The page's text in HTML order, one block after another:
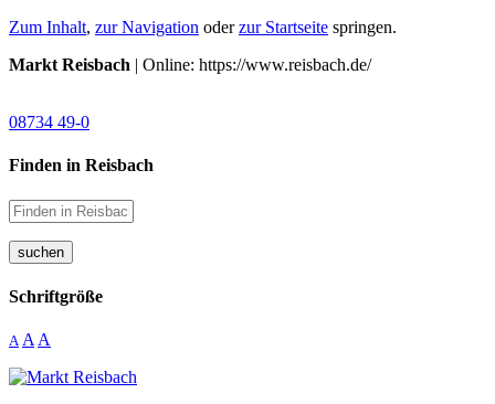
Zum Inhalt, zur Navigation oderzur Startseite springen.
Markt Reisbach | Online: https://www.reisbach.de/
08734 49-0
Finden in Reisbach
suchen
Schriftgröße
A A A